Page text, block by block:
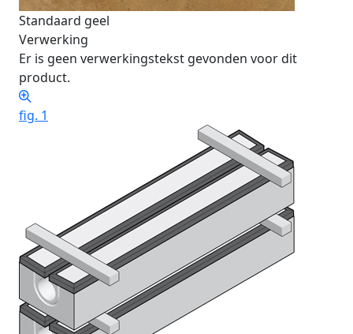
Standaard geel
Verwerking
Er is geen verwerkingstekst gevonden voor dit
product.
fig. 1